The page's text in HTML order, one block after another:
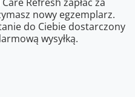
nowy egzemplarz.
do Ciebie dostarczony
wysyłką.